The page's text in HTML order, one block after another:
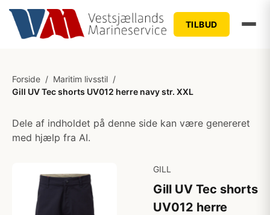
TILBUD
Forside / Maritim livsstil /
Gill UV Tec shorts UV012 herre navy str. XXL
Dele af indholdet på denne side kan være genereret
med hjælp fra AI.
GILL
Gill UV Tec shorts
UV012 herre